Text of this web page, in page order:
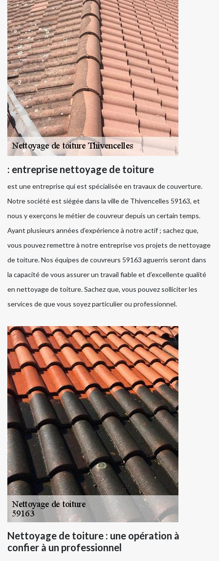
: entreprise nettoyage de toiture
est une entreprise qui est spécialisée en travaux de couverture.
Notre société est siégée dans la ville de Thivencelles 59163, et
nous y exerçons le métier de couvreur depuis un certain temps.
Ayant plusieurs années d’expérience à notre actif ; sachez que,
vous pouvez remettre à notre entreprise vos projets de nettoyage
de toiture. Nos équipes de couvreurs 59163 aguerris seront dans
la capacité de vous assurer un travail fiable et d’excellente qualité
en nettoyage de toiture. Sachez que, vous pouvez solliciter les
services de que vous soyez particulier ou professionnel.
Nettoyage de toiture : une opération à
confier à un professionnel